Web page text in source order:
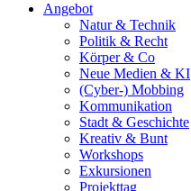
Angebot
Natur & Technik
Politik & Recht
Körper & Co
Neue Medien & KI
(Cyber-) Mobbing
Kommunikation
Stadt & Geschichte
Kreativ & Bunt
Workshops
Exkursionen
Projekttag